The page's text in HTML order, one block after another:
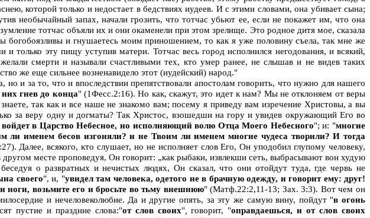
которой только и недостает в бедствиях иудеев. И с этими словами, она убивает сына;
необычайный запах, начали грозить, что тотчас убьют ее, если не покажет им, что она
тотчас объяли их и они окаменели при этом зрелище. Это родное дитя мое, сказала
и гнушаетесь моим приношением, то как я уже половину съела, так мне же
только эту пищу уступив матери. Тотчас весь город исполнился негодования, и всякий,
смерти и называли счастливыми тех, кто умер ранее, не слышав и не видев таких
же еще сильнее возненавидело этот (иудейский) народ."
и за то, что и впоследствии препятствовали апостолам говорить, что нужно для нашего
гнев до конца" (1Фесс.2:16). Но как, скажут, это идет к нам? Мы не отклоняем от веры
так как и все наше не знакомо вам; посему я приведу вам изречение Христовы, а вы
за веру одну и догматы? Так Христос, взошедши на гору и увидев окружающий Его во
в Царство Небесное, но исполняющий волю Отца Моего Небесного"; и: "многие
именем бесов изгоняли? и не Твоим ли именем многие чудеса творили? И тогда
Далее, всякого, кто слушает, но не исполняет слов Его, Он уподобил глупому человеку,
месте проповедуя, Он говорит: „как рыбаки, извлекши сеть, выбрасывают вон худую
о развратных и нечистых людях, Он сказал, что они отойдут туда, где червь не
своего", и, "увидел там человека, одетого не в брачную одежду, и говорит ему: друг!
ноги, возьмите его и бросьте во тьму внешнюю" (Матф.22:2,11-13; Зах. 3:3). Вот чем он
и нечеловеколюбие. Да и другие опять, за эту же самую вину, пойдут "в огонь
пустие и праздние слова:"от слов своих",говорит, "оправдаешься, и от слов своих